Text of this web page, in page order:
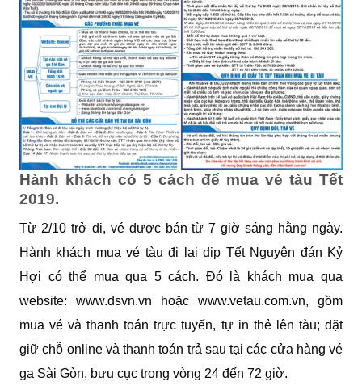
Hành khách có 5 cách để mua vé tàu Tết
2019.
Từ 2/10 trở đi, vé được bán từ 7 giờ sáng hằng ngày.
Hành khách mua vé tàu đi lại dịp Tết Nguyên đán Kỷ
Hợi có thể mua qua 5 cách. Đó là khách mua qua
website: www.dsvn.vn hoặc www.vetau.com.vn, gồm
mua vé và thanh toán trực tuyến, tự in thẻ lên tàu; đặt
giữ chỗ online và thanh toán trả sau tại các cửa hàng vé
ga Sài Gòn, bưu cục trong vòng 24 đến 72 giờ.